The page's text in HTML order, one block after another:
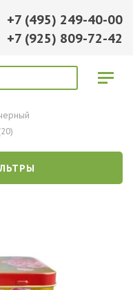
+7 (495) 249-40-00
+7 (925) 809-72-42